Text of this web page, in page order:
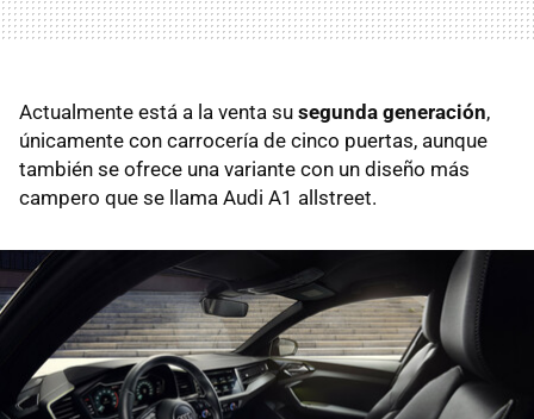
Actualmente está a la venta su segunda generación,
únicamente con carrocería de cinco puertas, aunque
también se ofrece una variante con un diseño más
campero que se llama Audi A1 allstreet.